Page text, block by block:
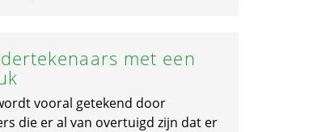
met een
vooral getekend door
die er al van overtuigd zijn dat er